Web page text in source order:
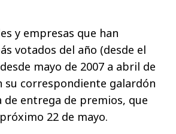
y empresas que han
votados del año (desde el
mayo de 2007 a abril de
su correspondiente galardón
de entrega de premios, que
22 de mayo.